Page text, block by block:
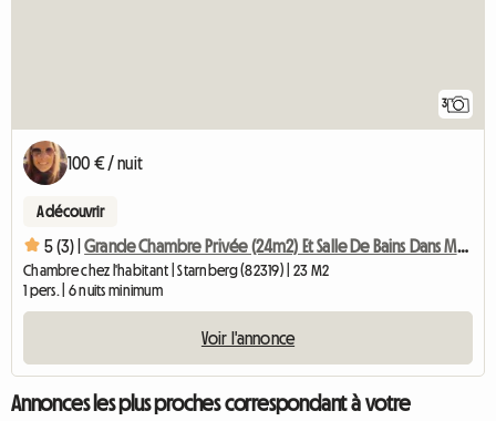
3
100 € / nuit
A découvrir
5 (3) | Grande Chambre Privée (24m2) Et Salle De Bains Dans Maison Familiale
Chambre chez l'habitant | Starnberg (82319) | 23 M2
1 pers. | 6 nuits minimum
Voir l'annonce
Annonces les plus proches correspondant à votre